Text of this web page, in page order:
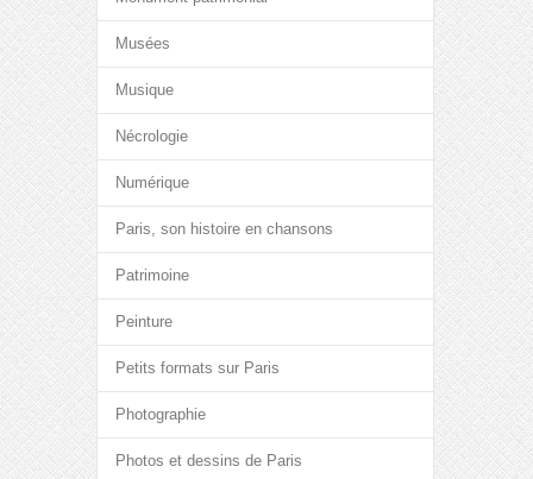
Musées
Musique
Nécrologie
Numérique
Paris, son histoire en chansons
Patrimoine
Peinture
Petits formats sur Paris
Photographie
Photos et dessins de Paris